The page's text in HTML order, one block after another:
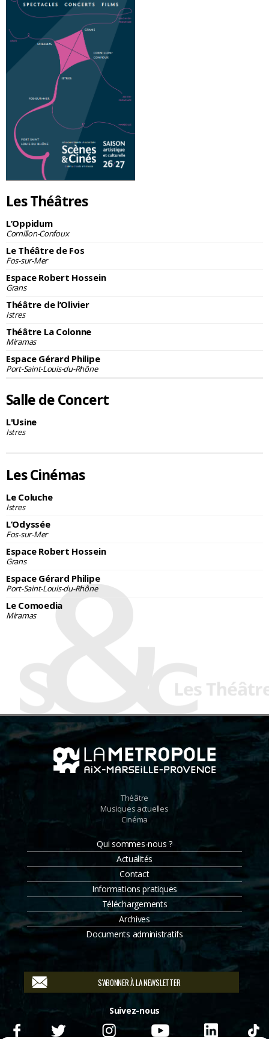
Les Théâtres
L’Oppidum
Cornillon-Confoux
Le Théâtre de Fos
Fos-sur-Mer
Espace Robert Hossein
Grans
Théâtre de l’Olivier
Istres
Théâtre La Colonne
Miramas
Espace Gérard Philipe
Port-Saint-Louis-du-Rhône
Salle de Concert
L'Usine
Istres
Les Cinémas
Le Coluche
Istres
L’Odyssée
Fos-sur-Mer
Espace Robert Hossein
Grans
Espace Gérard Philipe
Port-Saint-Louis-du-Rhône
Le Comoedia
Miramas
Théâtre
Musiques actuelles
Cinéma
Qui sommes-nous ?
Actualités
Contact
Informations pratiques
Téléchargements
Archives
Documents administratifs
S'ABONNER À LA NEWSLETTER
Suivez-nous